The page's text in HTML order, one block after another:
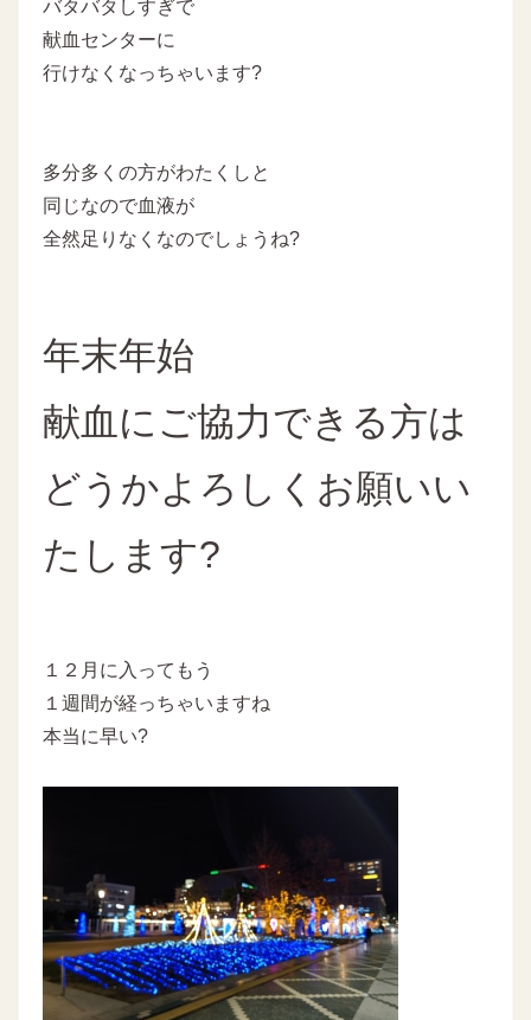
バタバタしすぎで
献血センターに
行けなくなっちゃいます?
多分多くの方がわたくしと
同じなので血液が
全然足りなくなのでしょうね?
年末年始
献血にご協力できる方は
どうかよろしくお願いい
たします?
１２月に入ってもう
１週間が経っちゃいますね
本当に早い?